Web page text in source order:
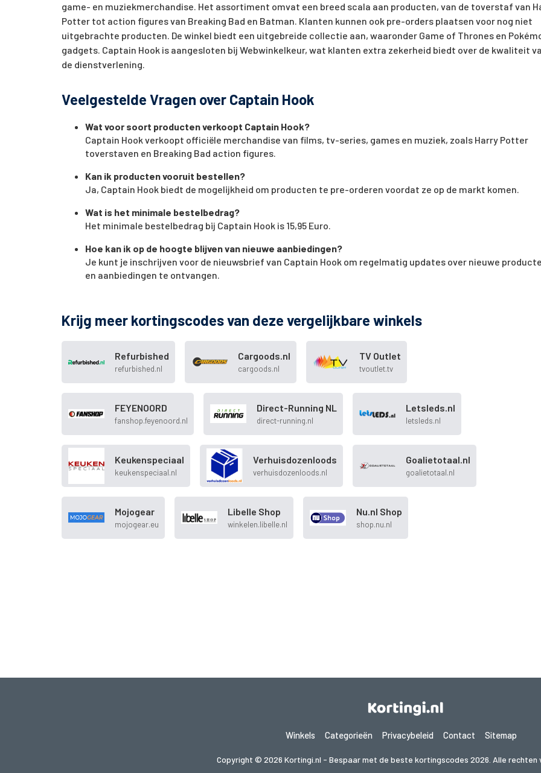
game- en muziekmerchandise. Het assortiment omvat een breed scala aan producten, van de toverstaf van
Potter tot action figures van Breaking Bad en Batman. Klanten kunnen ook pre-orders plaatsen voor nog niet
uitgebrachte producten. De winkel biedt een uitgebreide collectie aan, waaronder Game of Thrones en
gadgets. Captain Hook is aangesloten bij Webwinkelkeur, wat klanten extra zekerheid biedt over de kwaliteit
de dienstverlening.
Veelgestelde Vragen over Captain Hook
Wat voor soort producten verkoopt Captain Hook?
Captain Hook verkoopt officiële merchandise van films, tv-series, games en muziek, zoals Harry Potter
toverstaven en Breaking Bad action figures.
Kan ik producten vooruit bestellen?
Ja, Captain Hook biedt de mogelijkheid om producten te pre-orderen voordat ze op de markt komen.
Wat is het minimale bestelbedrag?
Het minimale bestelbedrag bij Captain Hook is 15,95 Euro.
Hoe kan ik op de hoogte blijven van nieuwe aanbiedingen?
Je kunt je inschrijven voor de nieuwsbrief van Captain Hook om regelmatig updates over nieuwe
en aanbiedingen te ontvangen.
Krijg meer kortingscodes van deze vergelijkbare winkels
Refurbished
refurbished.nl
Cargoods.nl
cargoods.nl
TV Outlet
tvoutlet.tv
FEYENOORD
fanshop.feyenoord.nl
Direct-Running NL
direct-running.nl
Letsleds.nl
letsleds.nl
Keukenspeciaal
keukenspeciaal.nl
Verhuisdozenloods
verhuisdozenloods.nl
Goalietotaal.nl
goalietotaal.nl
Mojogear
mojogear.eu
Libelle Shop
winkelen.libelle.nl
Nu.nl Shop
shop.nu.nl
Winkels Categorieën Privacybeleid Contact Sitemap
Copyright © 2026 Kortingi.nl - Bespaar met de beste kortingscodes 2026. Alle rechten